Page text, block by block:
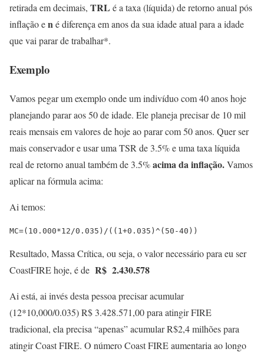
retirada em decimais, TRL é a taxa (líquida) de retorno anual pós
inflação ené diferença em anos da sua idade atual para a idade
que vai parar de trabalhar*.
Exemplo
Vamos pegar um exemplo onde um indivíduo com 40 anos hoje
planejando parar aos 50 de idade. Ele planeja precisar de 10 mil
reais mensaisem valores de hojeao parar com 50 anos. Quer ser
mais conservador e usar uma TSR de 3.5% e uma taxa líquida
real de retorno anual também de 3.5%acima da inflação.Vamos
aplicar na fórmula acima:
Ai temos:
MC=(10.000*12/0.035)/((1+0.035)^(50-40))
Resultado, Massa Crítica, ou seja, o valor necessário para eu ser
CoastFIRE hoje, é de R$ 2.430.578
Ai está, ai invés desta pessoa precisar acumular
(12*10,000/0.035) R$ 3.428.571,00 para atingir FIRE
tradicional, ela precisa “apenas” acumular R$2,4 milhões para
atingir Coast FIRE. O número Coast FIRE aumentaria ao longo